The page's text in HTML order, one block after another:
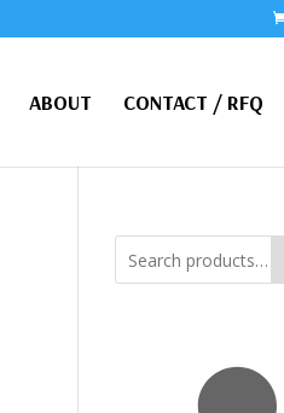
ABOUT CONTACT / RFQ